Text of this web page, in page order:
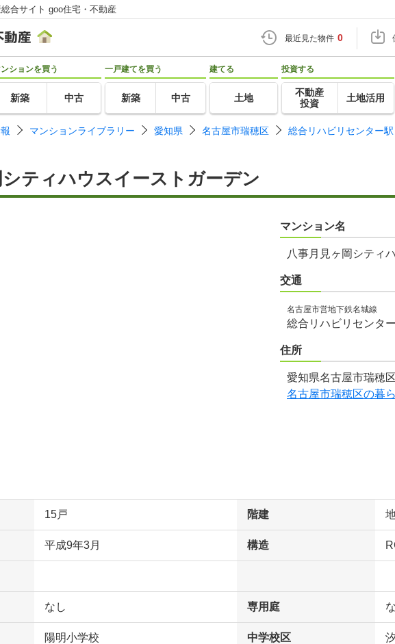
合サイト goo住宅・不動産
最近見た物件 0
ションを買う
新築 中古
一戸建てを買う
新築 中古
建てる
土地
投資する
不動産
投資
土地活用
マンションライブラリー 愛知県 名古屋市瑞穂区 総合リハビリセンター駅
ティハウスイーストガーデン
マンション名
八事月見ヶ岡シティ
交通
名古屋市営地下鉄名城線
総合リハビリセンタ
住所
愛知県名古屋市瑞穂
名古屋市瑞穂区の暮
15戸 階建
平成9年3月 構造
なし 専用庭
陽明小学校 中学校区